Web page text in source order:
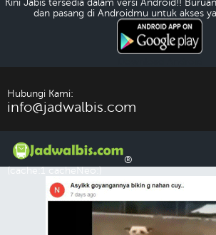
Kini Jabis tersedia dalam versi Android!!
dan pasang di Androidmu untuk akses
Hubungi Kami:
info@jadwalbis.com
®
(cache:1 cacheNeo:)